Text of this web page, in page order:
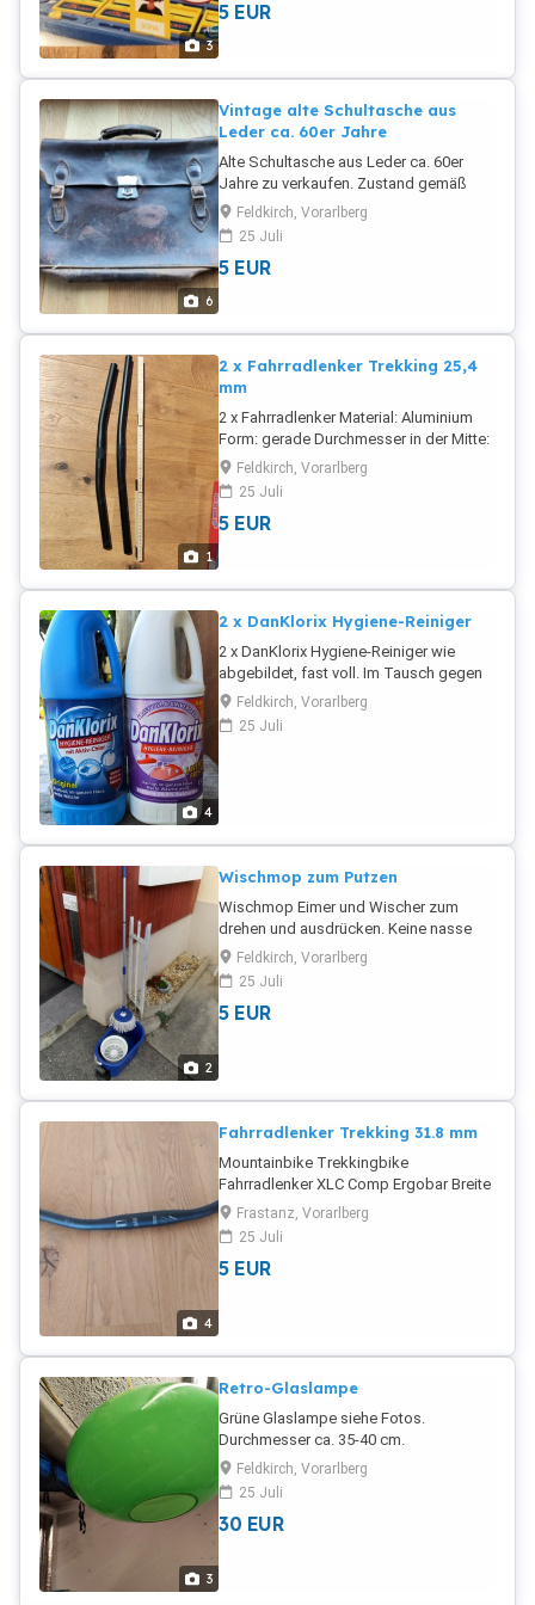
3
5 EUR
6
Vintage alte Schultasche aus
Leder ca. 60er Jahre
Alte Schultasche aus Leder ca. 60er
Jahre zu verkaufen. Zustand gemäß
den Fotos, zum reparieren, upcyclen
oder umgestallten. Abzuholen in
Frastanz-Fellengatter 5 Euro oder zwei
Packungen Haribo Tropi-Frutti :-)
Feldkirch, Vorarlberg
25 Juli
5 EUR
1
2 x Fahrradlenker Trekking 25,4
mm
2 x Fahrradlenker Material: Aluminium
Form: gerade Durchmesser in der Mitte:
25,4 mm Breite: 56 und 60 cm Preis 5
Euro pro Stück
Feldkirch, Vorarlberg
25 Juli
5 EUR
4
2 x DanKlorix Hygiene-Reiniger
2 x DanKlorix Hygiene-Reiniger wie
abgebildet, fast voll. Im Tausch gegen
eine Tüte Haribo-Gummibärchen
Feldkirch, Vorarlberg
25 Juli
2
Wischmop zum Putzen
Wischmop Eimer und Wischer zum
drehen und ausdrücken. Keine nasse
Hände.
Feldkirch, Vorarlberg
25 Juli
5 EUR
4
Fahrradlenker Trekking 31.8 mm
Mountainbike Trekkingbike
Fahrradlenker XLC Comp Ergobar Breite
ca. 60 cm
Frastanz, Vorarlberg
25 Juli
5 EUR
3
Retro-Glaslampe
Grüne Glaslampe siehe Fotos.
Durchmesser ca. 35-40 cm.
Feldkirch, Vorarlberg
25 Juli
30 EUR